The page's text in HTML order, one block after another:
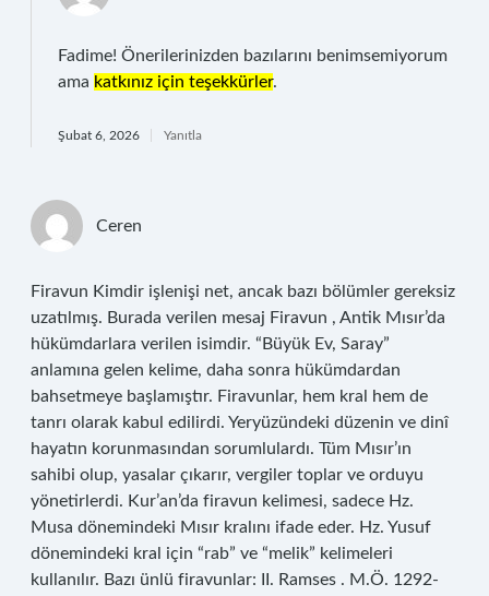
Fadime! Önerilerinizden bazılarını benimsemiyorum
ama katkınız için teşekkürler.
Şubat 6, 2026 Yanıtla
Ceren
Firavun Kimdir işlenişi net, ancak bazı bölümler gereksiz
uzatılmış. Burada verilen mesaj Firavun , Antik Mısır’da
hükümdarlara verilen isimdir. “Büyük Ev, Saray”
anlamına gelen kelime, daha sonra hükümdardan
bahsetmeye başlamıştır. Firavunlar, hem kral hem de
tanrı olarak kabul edilirdi. Yeryüzündeki düzenin ve dinî
hayatın korunmasından sorumlulardı. Tüm Mısır’ın
sahibi olup, yasalar çıkarır, vergiler toplar ve orduyu
yönetirlerdi. Kur’an’da firavun kelimesi, sadece Hz.
Musa dönemindeki Mısır kralını ifade eder. Hz. Yusuf
dönemindeki kral için “rab” ve “melik” kelimeleri
kullanılır. Bazı ünlü firavunlar: II. Ramses . M.Ö. 1292-